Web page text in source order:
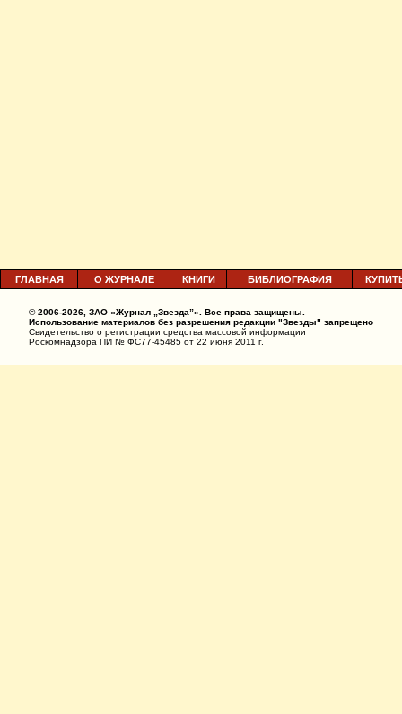
ГЛАВНАЯ О ЖУРНАЛЕ КНИГИ БИБЛИОГРАФИЯ
© 2006-2026, ЗАО «Журнал „Звезда”». Все права защищены.
Использование материалов без разрешения редакции "Звезды" запрещено
Свидетельство о регистрации средства массовой информации
Роскомнадзора ПИ № ФС77-45485 от 22 июня 2011 г.